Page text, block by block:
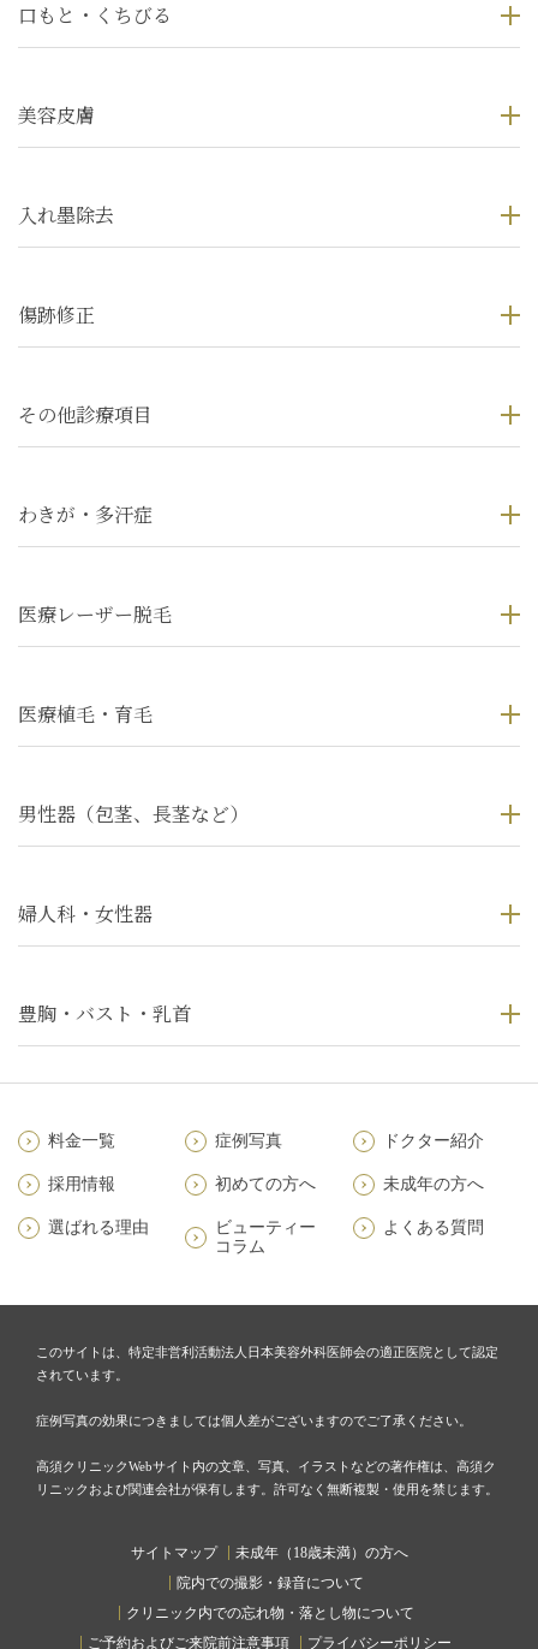
口もと・くちびる
美容皮膚
入れ墨除去
傷跡修正
その他診療項目
わきが・多汗症
医療レーザー脱毛
医療植毛・育毛
男性器（包茎、長茎など）
婦人科・女性器
豊胸・バスト・乳首
料金一覧 症例写真 ドクター紹介
採用情報 初めての方へ 未成年の方へ
選ばれる理由
ビューティー
コラム
よくある質問
このサイトは、特定非営利活動法人日本美容外科医師会の適正医院として認定
されています。
症例写真の効果につきましては個人差がございますのでご了承ください。
高須クリニックWebサイト内の文章、写真、イラストなどの著作権は、高須ク
リニックおよび関連会社が保有します。許可なく無断複製・使用を禁じます。
サイトマップ
未成年（18歳未満）の方へ
院内での撮影・録音について
クリニック内での忘れ物・落とし物について
ご予約およびご来院前注意事項
プライバシーポリシー